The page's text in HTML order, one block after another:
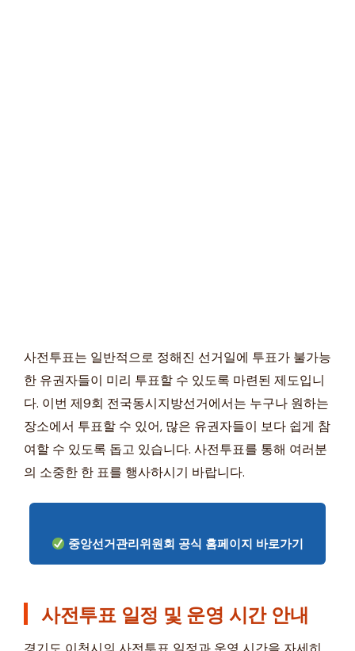
사전투표는 일반적으로 정해진 선거일에 투표가 불가능
한 유권자들이 미리 투표할 수 있도록 마련된 제도입니
다. 이번 제9회 전국동시지방선거에서는 누구나 원하는
장소에서 투표할 수 있어, 많은 유권자들이 보다 쉽게 참
여할 수 있도록 돕고 있습니다. 사전투표를 통해 여러분
의 소중한 한 표를 행사하시기 바랍니다.
중앙선거관리위원회 공식 홈페이지 바로가기
사전투표 일정 및 운영 시간 안내